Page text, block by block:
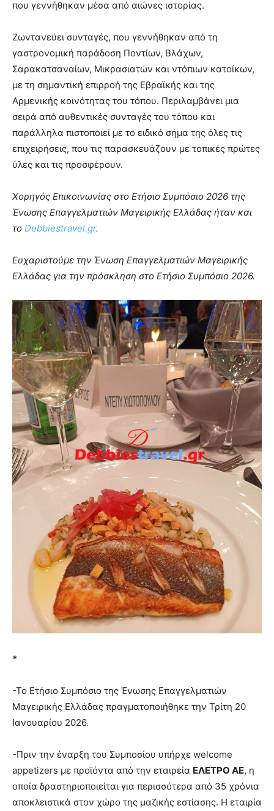
που γεννήθηκαν μέσα από αιώνες ιστορίας.
Ζωντανεύει συνταγές, που γεννήθηκαν από τη
γαστρονομική παράδοση Ποντίων, Βλάχων,
Σαρακατσαναίων, Μικρασιατών και ντόπιων κατοίκων,
με τη σημαντική επιρροή της Εβραϊκής και της
Αρμενικής κοινότητας του τόπου. Περιλαμβάνει μια
σειρά από αυθεντικές συνταγές του τόπου και
παράλληλα πιστοποιεί με το ειδικό σήμα της όλες τις
επιχειρήσεις, που τις παρασκευάζουν με τοπικές πρώτες
ύλες και τις προσφέρουν.
Χορηγός Επικοινωνίας στο Ετήσιο Συμπόσιο 2026 της
Ένωσης Επαγγελματιών Μαγειρικής Ελλάδας ήταν και
το Debbiestravel.gr.
Ευχαριστούμε την Ένωση Επαγγελματιών Μαγειρικής
Ελλάδας για την πρόσκληση στο Ετήσιο Συμπόσιο 2026.
*
-Το Ετήσιο Συμπόσιο της Ένωσης Επαγγελματιών
Μαγειρικής Ελλάδας πραγματοποιήθηκε την Τρίτη 20
Ιανουαρίου 2026.
-Πριν την έναρξη του Συμποσίου υπήρχε welcome
appetizers με προϊόντα από την εταιρεία ΕΛΕΤΡΟ ΑΕ, η
οποία δραστηριοποιείται για περισσότερα από 35 χρόνια
αποκλειστικά στον χώρο της μαζικής εστίασης. Η εταιρία